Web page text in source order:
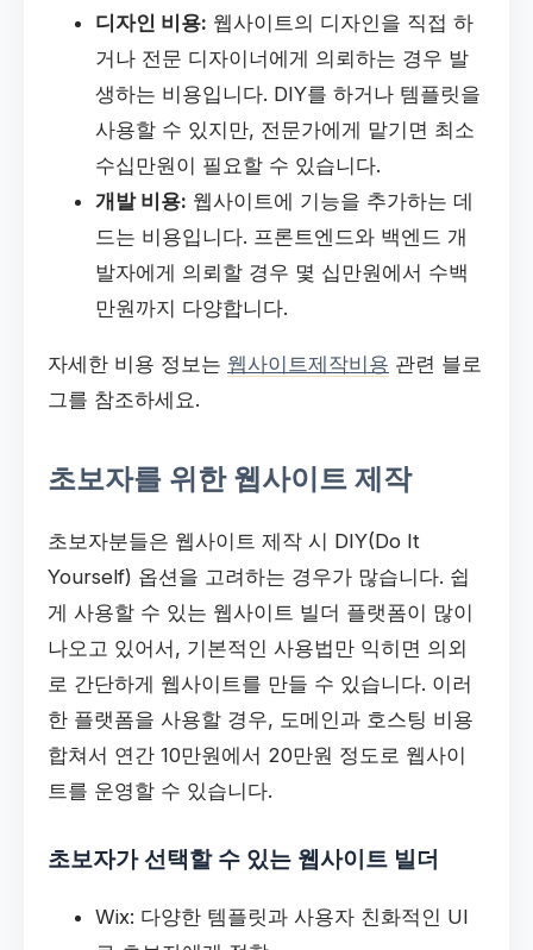
디자인 비용: 웹사이트의 디자인을 직접 하
거나 전문 디자이너에게 의뢰하는 경우 발
생하는 비용입니다. DIY를 하거나 템플릿을
사용할 수 있지만, 전문가에게 맡기면 최소
수십만원이 필요할 수 있습니다.
개발 비용: 웹사이트에 기능을 추가하는 데
드는 비용입니다. 프론트엔드와 백엔드 개
발자에게 의뢰할 경우 몇 십만원에서 수백
만원까지 다양합니다.
자세한 비용 정보는 웹사이트제작비용 관련 블로
그를 참조하세요.
초보자를 위한 웹사이트 제작
초보자분들은 웹사이트 제작 시 DIY(Do It
Yourself) 옵션을 고려하는 경우가 많습니다. 쉽
게 사용할 수 있는 웹사이트 빌더 플랫폼이 많이
나오고 있어서, 기본적인 사용법만 익히면 의외
로 간단하게 웹사이트를 만들 수 있습니다. 이러
한 플랫폼을 사용할 경우, 도메인과 호스팅 비용
합쳐서 연간 10만원에서 20만원 정도로 웹사이
트를 운영할 수 있습니다.
초보자가 선택할 수 있는 웹사이트 빌더
Wix: 다양한 템플릿과 사용자 친화적인 UI